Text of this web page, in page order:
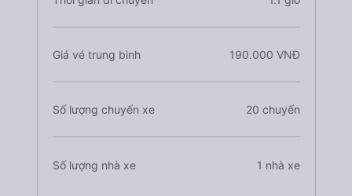
Giá vé trung bình 190.000 VNĐ
Số lượng chuyến xe 20 chuyến
Số lượng nhà xe 1 nhà xe